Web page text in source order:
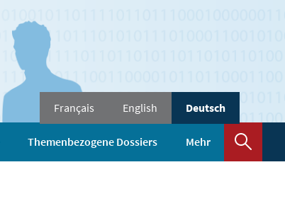
wechseln
Français English Deutsch
Themenbezogene Dossiers Mehr